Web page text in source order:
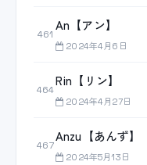
461
An【アン】
2024年4月6日
464
Rin【リン】
2024年4月27日
467
Anzu【あんず】
2024年5月13日